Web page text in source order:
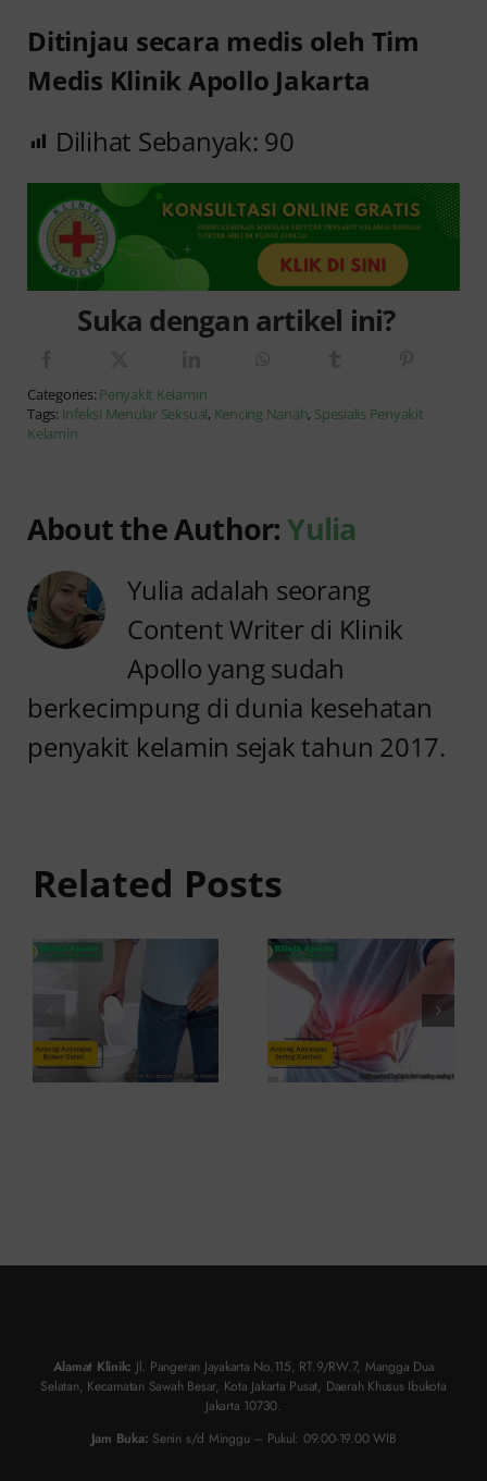
Ditinjau secara medis oleh Tim
Medis Klinik Apollo Jakarta
Dilihat Sebanyak: 90
Suka dengan artikel ini?
Categories: Penyakit Kelamin
Tags: Infeksi Menular Seksual, Kencing Nanah, Spesialis Penyakit
Kelamin
About the Author:Yulia
Yulia adalah seorang
Content Writer di Klinik
Apollo yang sudah
berkecimpung di dunia kesehatan
penyakit kelamin sejak tahun 2017.
Related Posts
Anyang
Darah:
Penyebab
dan Kapan
ke Dokter
Kambuh
dan Cara
Atasinya
Alamat Klinik: Jl. Pangeran Jayakarta No.115, RT.9/RW.7, Mangga Dua
Selatan, Kecamatan Sawah Besar, Kota Jakarta Pusat, Daerah Khusus Ibukota
Jakarta 10730.
Jam Buka: Senin s/d Minggu – Pukul: 09.00-19.00 WIB